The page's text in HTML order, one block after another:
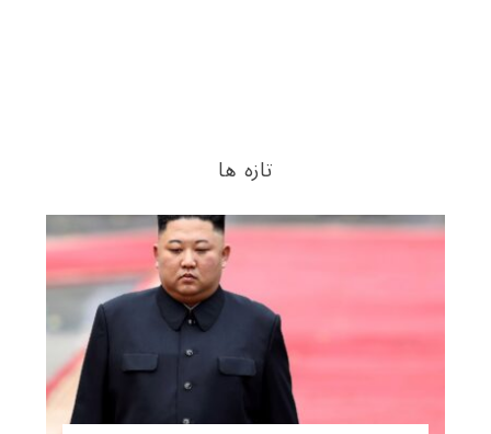
تازه ها